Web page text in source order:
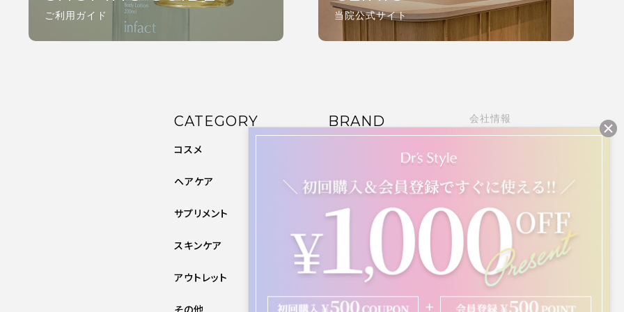
ご利用ガイド 当院公式サイト
CATEGORY
コスメ
ヘアケア
サプリメント
スキンケア
アウトレット
その他
BRAND 会社情報
定期購入について
よくある質問
特定商法に基づく表記
プライバシーポリシー